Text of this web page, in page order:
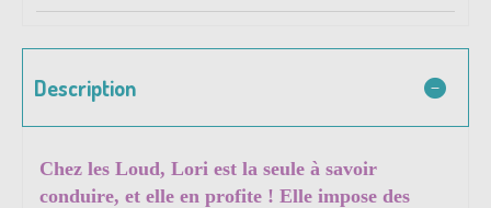
Description
Chez les Loud, Lori est la seule à savoir
conduire, et elle en profite ! Elle impose des